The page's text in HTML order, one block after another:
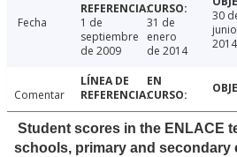
Fecha
1 de
septiembre
de 2009
31 de
enero
de 2014
30
2014
Comentar
Student scores in the ENLACE
schools, primary and secondary